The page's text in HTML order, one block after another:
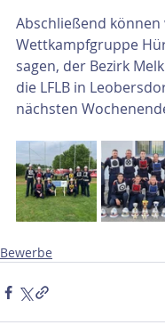
Abschließend können
Wettkampfgruppe
sagen, der Bezirk
die LFLB in
nächsten
Bewerbe